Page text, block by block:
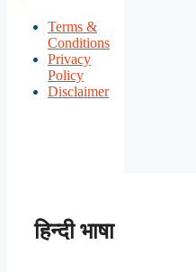
Terms &
Conditions
Privacy
Policy
Disclaimer
हिन्दी भाषा